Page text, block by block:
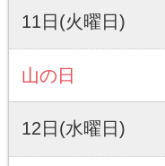
11日(火曜日)
山の日
12日(水曜日)